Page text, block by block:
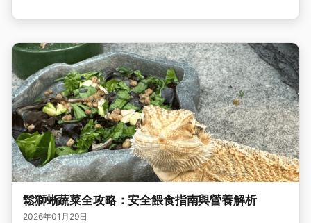
鬆獅蜥蔬菜全攻略：安全餵食指南與營養解析
2026年01月29日